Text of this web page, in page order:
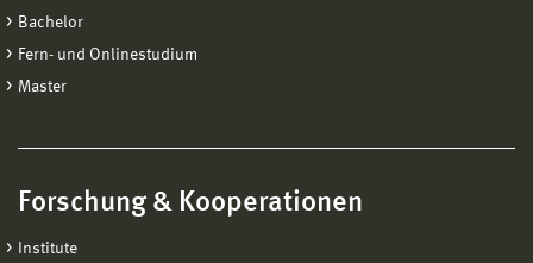
Bachelor
Fern- und Onlinestudium
Master
Forschung & Kooperationen
Institute